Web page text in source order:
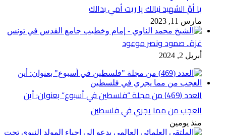
يا أمّ الشهيد نيالك يا ريت أمي بدالك
مارس 11, 2023
غزة.. صمود ونصر موعود
أبريل 2, 2024
العدد (469) من مجلة “فلسطين في أسبوع” بعنوان: أين
العجب من مما يجري في فلسطين
منذ يومين